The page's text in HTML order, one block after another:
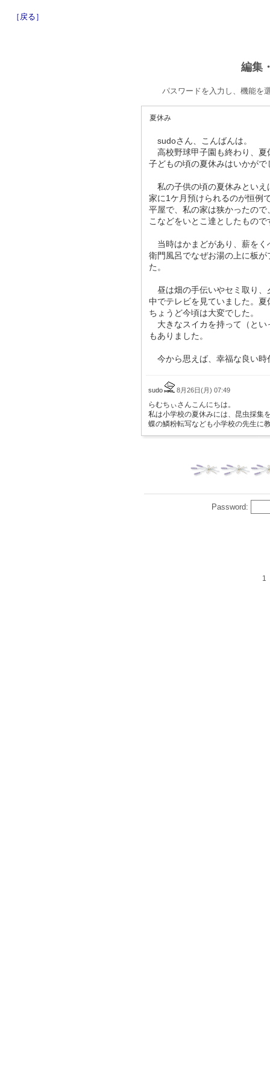
［戻る］
編集
パスワードを入力し、機能を
夏休み
sudoさん、こんばんは。
高校野球甲子園も終わり、夏
子どもの頃の夏休みはいかがで
私の子供の頃の夏休みといえ
家に1ケ月預けられるのが恒例
平屋で、私の家は狭かったの
こなどをいとこ達としたもので
当時はかまどがあり、薪をく
衛門風呂でなぜお湯の上に板
た。
昼は畑の手伝いやセミ取り、
中でテレビを見ていました。
ちょうど今頃は大変でした。
大きなスイカを持って（とい
もありました。
今から思えば、幸福な良い時
sudo 8月26日(月) 07:49
らむちぃさんこんにちは。
私は小学校の夏休みには、昆虫採集
蝶の鱗粉転写なども小学校の先生に
Password:
1